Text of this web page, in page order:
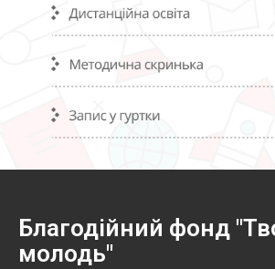
Благодійний фонд
молодь"